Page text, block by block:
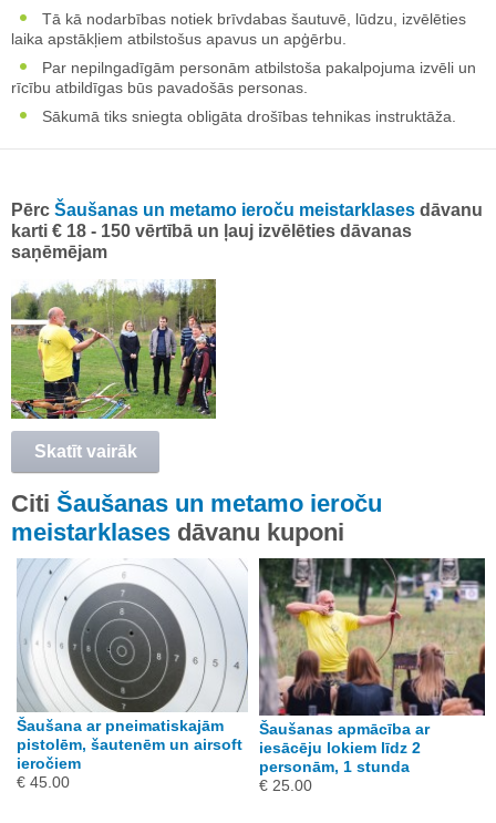
Tā kā nodarbības notiek brīvdabas šautuvē, lūdzu, izvēlēties
laika apstākļiem atbilstošus apavus un apģērbu.
Par nepilngadīgām personām atbilstoša pakalpojuma izvēli un
rīcību atbildīgas būs pavadošās personas.
Sākumā tiks sniegta obligāta drošības tehnikas instruktāža.
Pērc Šaušanas un metamo ieroču meistarklases dāvanu
karti € 18 - 150 vērtībā un ļauj izvēlēties dāvanas
saņēmējam
Skatīt vairāk
Citi Šaušanas un metamo ieroču
meistarklases dāvanu kuponi
Šaušana ar pneimatiskajām
pistolēm, šautenēm un airsoft
ieročiem
€ 45.00
Šaušanas apmācība ar
iesācēju lokiem līdz 2
personām, 1 stunda
€ 25.00